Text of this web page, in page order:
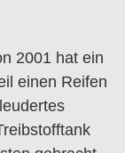
2001 hat ein
einen Reifen